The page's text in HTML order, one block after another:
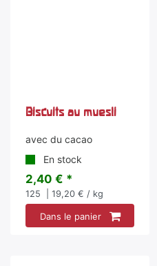
Biscuits au muesli
avec du cacao
En stock
2,40 € *
125 | 19,20 € / kg
Dans le panier